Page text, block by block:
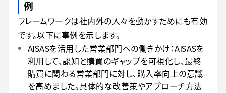
例
フレームワークは社内外の人々を動かすためにも有効
です。以下に事例を示します。
AISASを活用した営業部門への働きかけ：AISASを
利用して、認知と購買のギャップを可視化し、最終
購買に関わる営業部門に対し、購入率向上の意識
を高めました。具体的な改善策やアプローチ方法